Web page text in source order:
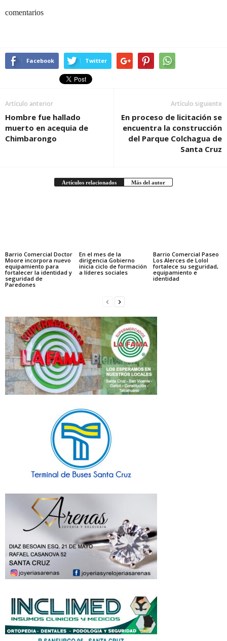
comentarios
Facebook Twitter
Artículo anterior
Hombre fue hallado
muerto en acequia de
Chimbarongo
Artículo siguiente
En proceso de licitación se
encuentra la construcción
del Parque Colchagua de
Santa Cruz
Artículos relacionados Más del autor
Barrio Comercial Doctor
Moore incorpora nuevo
equipamiento para
fortalecer la identidad y
seguridad de
Paredones
En el mes de la
dirigencia Gobierno
inicia ciclo de formación
a líderes sociales
Barrio Comercial Paseo
Los Alerces de Lolol
fortalece su seguridad,
equipamiento e
identidad